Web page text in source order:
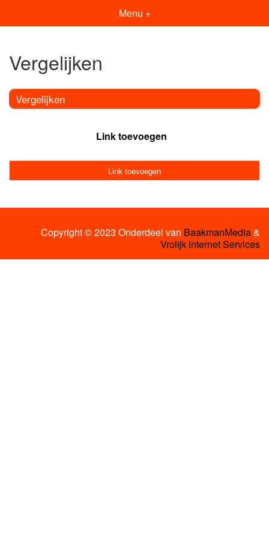
Menu +
Vergelijken
Vergelijken
Link toevoegen
Link toevoegen
Copyright © 2023 Onderdeel van BaakmanMedia&
Vrolijk Internet Services